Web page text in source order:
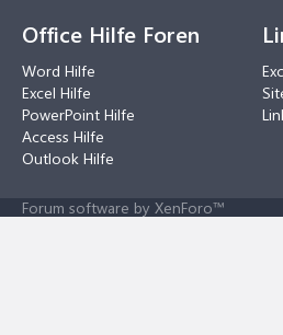
Office Hilfe Foren
Word Hilfe
Excel Hilfe
PowerPoint Hilfe
Access Hilfe
Outlook Hilfe
Forum software by XenForo™